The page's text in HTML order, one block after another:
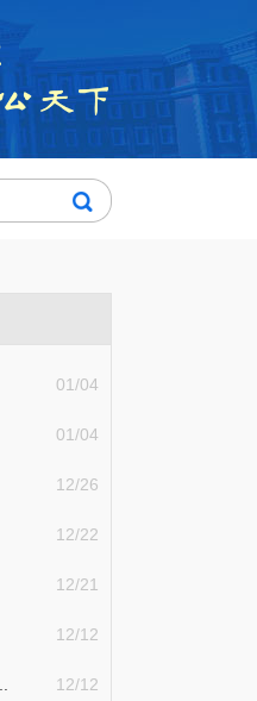
01/04
01/04
12/26
12/22
12/21
12/12
12/12